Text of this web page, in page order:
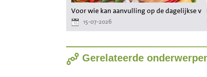
Voor wie kan aanvulling op de dagelijkse
15-07-2026
Gerelateerde